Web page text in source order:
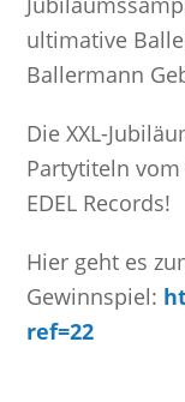
ultimative
Ballermann
Die XXL-
Partytiteln
EDEL Records!
Hier geht es
Gewinnspiel:
ref=22